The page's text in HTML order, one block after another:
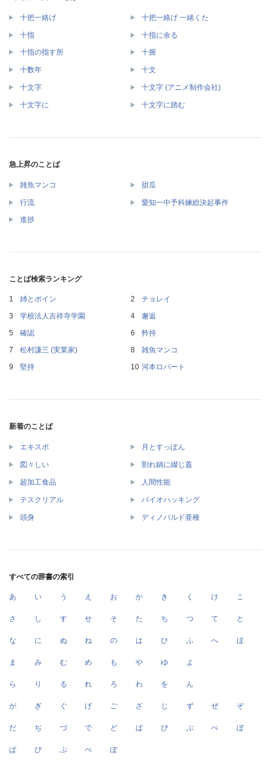
十把一絡げ 十把一絡げ 一緒くた
十指 十指に余る
十指の指す所 十握
十数年 十文
十文字 十文字 (アニメ制作会社)
十文字に 十文字に踏む
急上昇のことば
雑魚マンコ 甜瓜
行流 愛知一中予科練総決起事件
進捗
ことば検索ランキング
姉とボイン
チョレイ
学校法人吉祥寺学園
邂逅
確認
矜持
松村謙三 (実業家)
雑魚マンコ
堅持
河本ロバート
新着のことば
エキスポ 月とすっぽん
図々しい 割れ鍋に綴じ蓋
超加工食品 人間性能
テスクリアル バイオハッキング
頭身 ディノバルド亜種
すべての辞書の索引
あ い う え お か き く け こ
さ し す せ そ た ち つ て と
な に ぬ ね の は ひ ふ へ ほ
ま み む め も や ゆ よ
ら り る れ ろ わ を ん
が ぎ ぐ げ ご ざ じ ず ぜ ぞ
だ ぢ づ で ど ば び ぶ べ ぼ
ぱ ぴ ぷ ぺ ぽ